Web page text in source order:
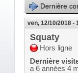
Dernière
ven, 12/10/2018 -
Squaty
Hors ligne
Dernière
a 6 années 4